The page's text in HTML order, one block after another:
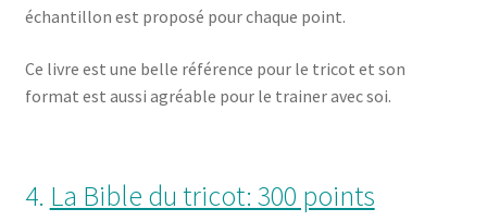
échantillon est proposé pour chaque point.
Ce livre est une belle référence pour le tricot et son
format est aussi agréable pour le trainer avec soi.
4. La Bible du tricot: 300 points